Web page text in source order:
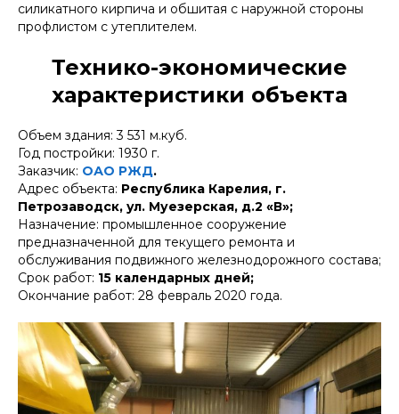
силикатного кирпича и обшитая с наружной стороны
профлистом с утеплителем.
Технико-экономические
характеристики объекта
Объем здания: 3 531 м.куб.
Год постройки: 1930 г.
Заказчик: ОАО РЖД.
Адрес объекта: Республика Карелия, г.
Петрозаводск, ул. Муезерская, д.2 «В»;
Назначение: промышленное сооружение
предназначенной для текущего ремонта и
обслуживания подвижного железнодорожного состава;
Срок работ: 15 календарных дней;
Окончание работ: 28 февраль 2020 года.